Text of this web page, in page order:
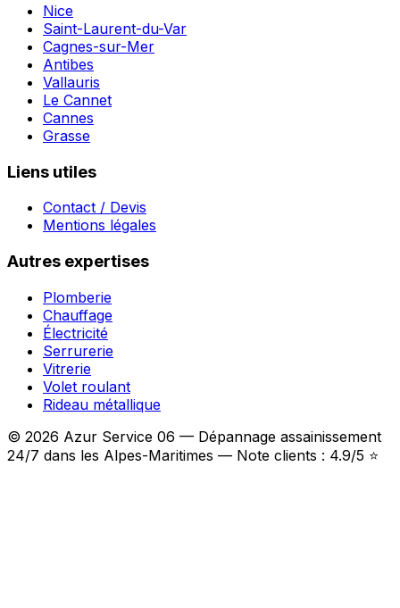
Nice
Saint-Laurent-du-Var
Cagnes-sur-Mer
Antibes
Vallauris
Le Cannet
Cannes
Grasse
Liens utiles
Contact / Devis
Mentions légales
Autres expertises
Plomberie
Chauffage
Électricité
Serrurerie
Vitrerie
Volet roulant
Rideau métallique
© 2026 Azur Service 06 — Dépannage assainissement
24/7 dans les Alpes-Maritimes — Note clients : 4.9/5 ⭐